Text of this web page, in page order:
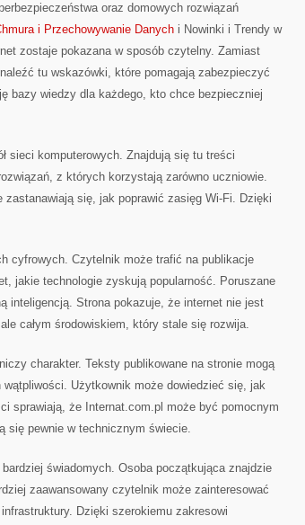
oraz domowych rozwiązań
i Przechowywanie Danych i Nowinki i Trendy w
zostaje pokazana w sposób czytelny. Zamiast
tu wskazówki, które pomagają zabezpieczyć
bazy wiedzy dla każdego, kto chce bezpieczniej
sieci komputerowych. Znajdują się tu treści
z których korzystają zarówno uczniowie.
się, jak poprawić zasięg Wi-Fi. Dzięki
cyfrowych. Czytelnik może trafić na publikacje
jakie technologie zyskują popularność. Poruszane
inteligencją. Strona pokazuje, że internet nie jest
całym środowiskiem, który stale się rozwija.
charakter. Teksty publikowane na stronie mogą
Użytkownik może dowiedzieć się, jak
sprawiają, że Internat.com.pl może być pomocnym
się pewnie w technicznym świecie.
świadomych. Osoba początkująca znajdzie
zaawansowany czytelnik może zainteresować
Dzięki szerokiemu zakresowi